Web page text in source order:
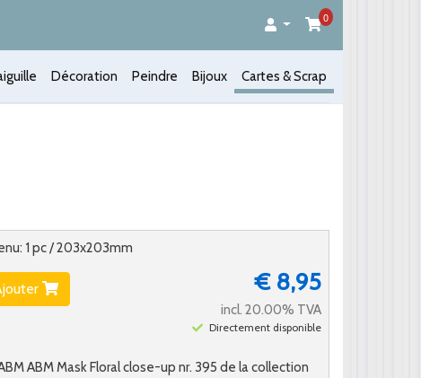
0
Décoration Peindre Bijoux Cartes & Scrap
1 pc / 203x203mm
€ 8,95
incl. 20.00% TVA
Directement disponible
ABM Mask Floral close-up nr. 395 de la collection